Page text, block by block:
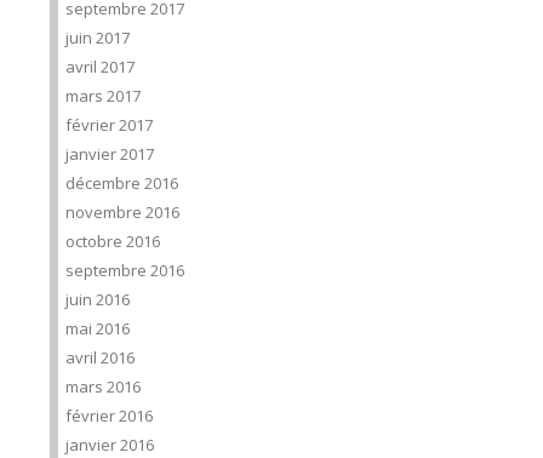
septembre 2017
juin 2017
avril 2017
mars 2017
février 2017
janvier 2017
décembre 2016
novembre 2016
octobre 2016
septembre 2016
juin 2016
mai 2016
avril 2016
mars 2016
février 2016
janvier 2016